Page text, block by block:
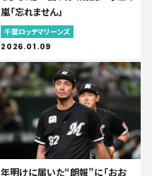
嵐「忘れません」
千葉ロッテマリーンズ
2026.01.09
年明けに届いた“朗報”に「おお